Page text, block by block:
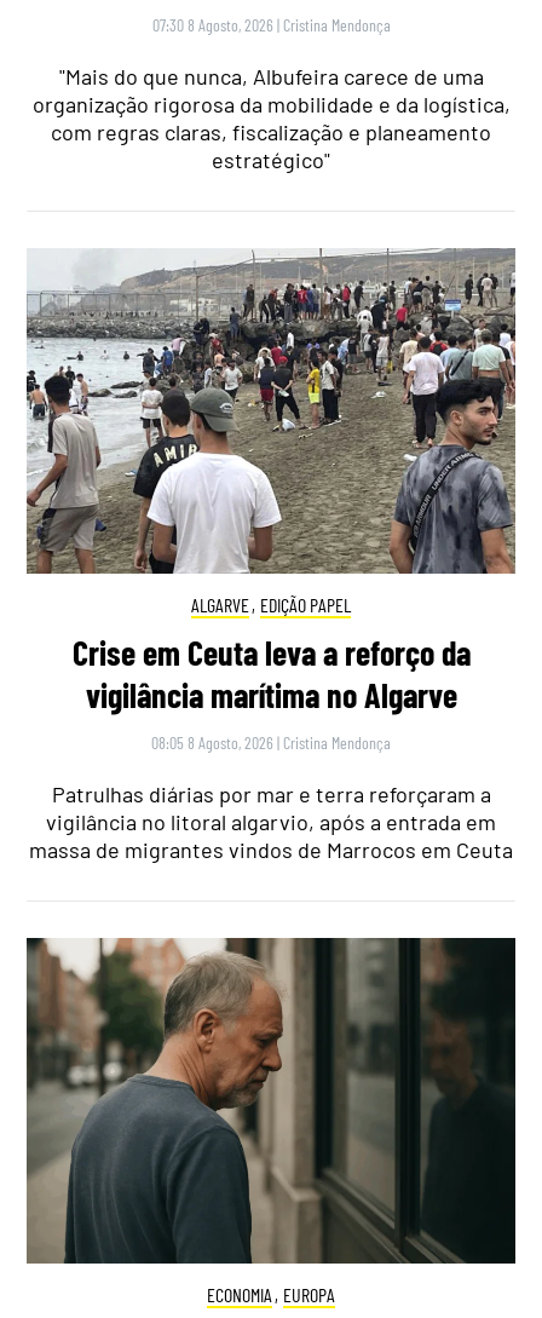
07:30 8 Agosto, 2026 | Cristina Mendonça
"Mais do que nunca, Albufeira carece de uma
organização rigorosa da mobilidade e da logística,
com regras claras, fiscalização e planeamento
estratégico"
ALGARVE, EDIÇÃO PAPEL
Crise em Ceuta leva a reforço da
vigilância marítima no Algarve
08:05 8 Agosto, 2026 | Cristina Mendonça
Patrulhas diárias por mar e terra reforçaram a
vigilância no litoral algarvio, após a entrada em
massa de migrantes vindos de Marrocos em Ceuta
ECONOMIA , EUROPA